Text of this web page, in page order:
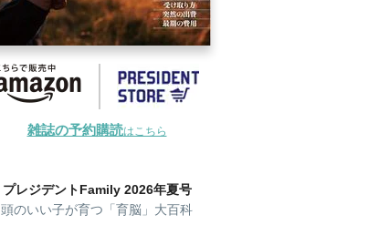
雑誌の予約購読はこちら
プレジデントFamily 2026年夏号
頭のいい子が育つ「育脳」大百科